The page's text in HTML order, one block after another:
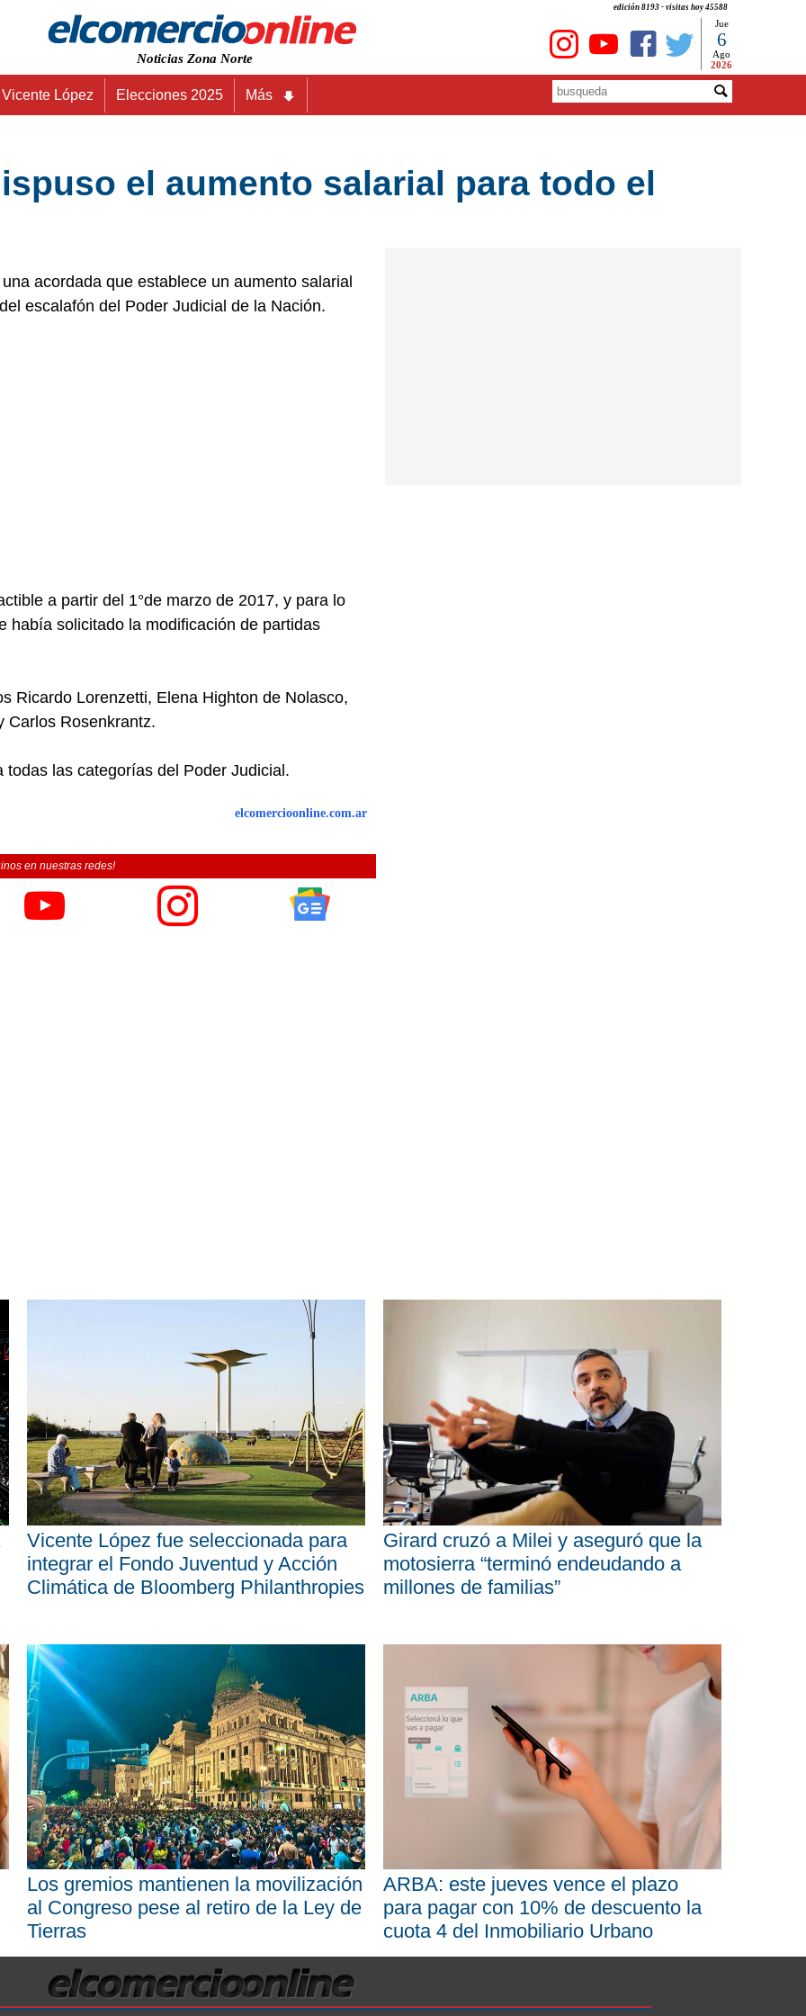
edición 8193 - visitas hoy 45588
Noticias Zona Norte
Jue
6
Ago
2026
Vicente López Elecciones 2025 Más
el aumento salarial para todo el
acordada que establece un aumento salarial
escalafón del Poder Judicial de la Nación.
a partir del 1°de marzo de 2017, y para lo
había solicitado la modificación de partidas
Ricardo Lorenzetti, Elena Highton de Nolasco,
Carlos Rosenkrantz.
las categorías del Poder Judicial.
elcomercioonline.com.ar
en nuestras redes!
Vicente López fue seleccionada para
integrar el Fondo Juventud y Acción
Climática de Bloomberg Philanthropies
Girard cruzó a Milei y aseguró que la
motosierra “terminó endeudando a
millones de familias”
Los gremios mantienen la movilización
al Congreso pese al retiro de la Ley de
Tierras
ARBA: este jueves vence el plazo
para pagar con 10% de descuento la
cuota 4 del Inmobiliario Urbano